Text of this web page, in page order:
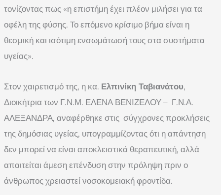
τονίζοντας πως «η επιστήμη έχει πλέον μιλήσει για τα
οφέλη της φύσης. Το επόμενο κρίσιμο βήμα είναι η
θεσμική και ισότιμη ενσωμάτωσή τους στα συστήματα
υγείας».
Στον χαιρετισμό της, η κα. Ελπινίκη Ταβιανάτου,
Διοικήτρια των Γ.Ν.Μ. ΕΛΕΝΑ ΒΕΝΙΖΕΛΟΥ – Γ.Ν.Α.
ΑΛΕΞΑΝΔΡΑ, αναφέρθηκε στις σύγχρονες προκλήσεις
της δημόσιας υγείας, υπογραμμίζοντας ότι η απάντηση
δεν μπορεί να είναι αποκλειστικά θεραπευτική, αλλά
απαιτείται άμεση επένδυση στην πρόληψη πριν ο
άνθρωπος χρειαστεί νοσοκομειακή φροντίδα.